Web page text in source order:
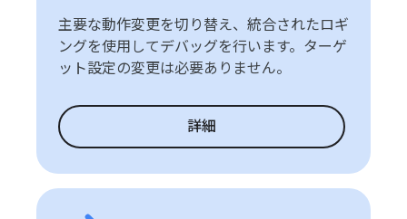
主要な動作変更を切り替え、統合されたロギ
ングを使用してデバッグを行います。ターゲ
ット設定の変更は必要ありません。
詳細